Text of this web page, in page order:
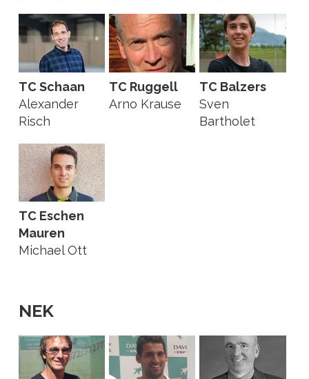
TC Schaan
Alexander
Risch
TC Ruggell
Arno Krause
TC Balzers
Sven
Bartholet
TC Eschen
Mauren
Michael Ott
NEK